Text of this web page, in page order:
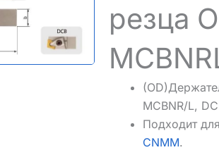
резца
MCBNR/L,
Подходит для
CNMM.